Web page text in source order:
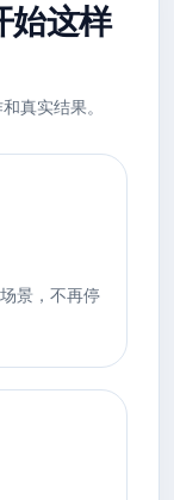
始这样
真实结果。
景，不再停